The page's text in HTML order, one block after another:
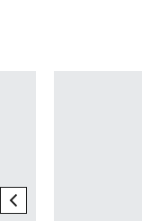
previous element